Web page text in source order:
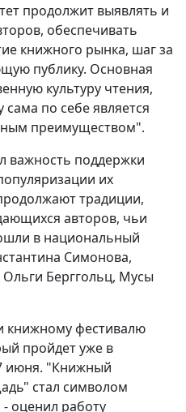
продолжит выявлять и
обеспечивать
книжного рынка, шаг за
публику. Основная
культуру чтения,
по себе является
преимуществом".
важность поддержки
их
традиции,
авторов, чьи
в национальный
Симонова,
Ольги Берггольц, Мусы
книжному фестивалю
пройдет уже в
июня. "Книжный
стал символом
- оценил работу